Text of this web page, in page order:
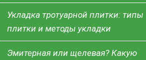
Укладка тротуарной плитки: типы
плитки и методы укладки
Эмитерная или щелевая? Какую